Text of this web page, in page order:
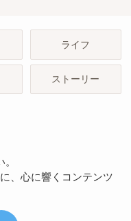
ライフ
ストーリー
、心に響くコンテンツ